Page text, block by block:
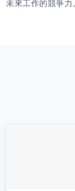
未來工作的競爭力。